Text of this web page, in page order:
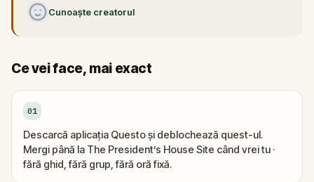
Cunoaște creatorul
Ce vei face, mai exact
01
Descarcă aplicația Questo și deblochează quest-ul.
Mergi până la The President’s House Site când vrei tu ·
fără ghid, fără grup, fără oră fixă.